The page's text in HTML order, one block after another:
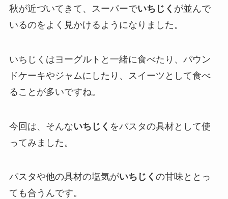
秋が近づいてきて、スーパーでいちじく が並んで
いるのをよく見かけるようになりました。
いちじくはヨーグルトと一緒に食べたり、パウン
ドケーキやジャムにしたり、スイーツとして食べ
ることが多いですね。
今回は、そんないちじく をパスタの具材として使
ってみました。
パスタや他の具材の塩気がいちじく の甘味ととっ
ても合うんです。